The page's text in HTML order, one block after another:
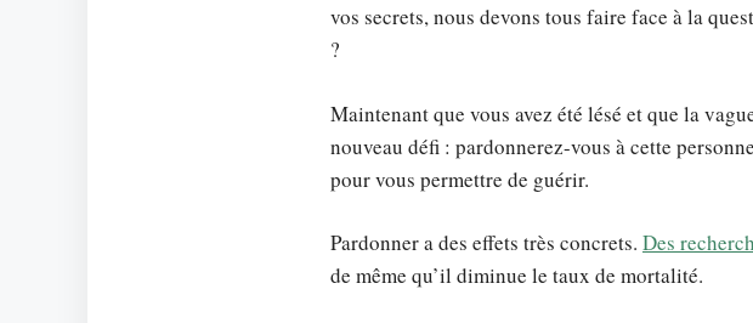
vos secrets, nous devons tous faire face à la
?
Maintenant que vous avez été lésé et que la
nouveau défi : pardonnerez-vous à cette
pour vous permettre de guérir.
Pardonner a des effets très concrets. Des
de même qu’il diminue le taux de mortalité.